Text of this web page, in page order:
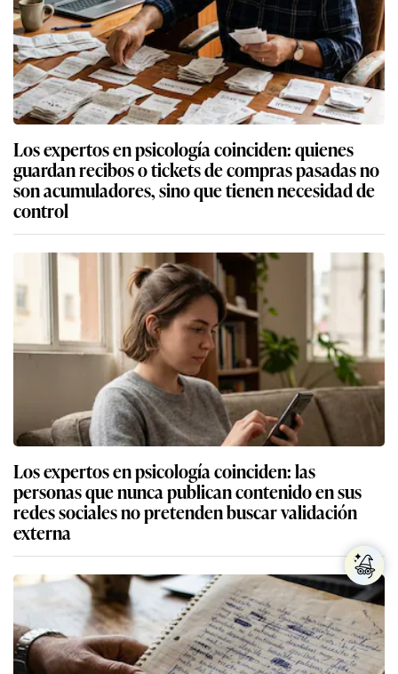
Los expertos en psicología coinciden: quienes
guardan recibos o tickets de compras pasadas no
son acumuladores, sino que tienen necesidad de
control
Los expertos en psicología coinciden: las
personas que nunca publican contenido en sus
redes sociales no pretenden buscar validación
externa